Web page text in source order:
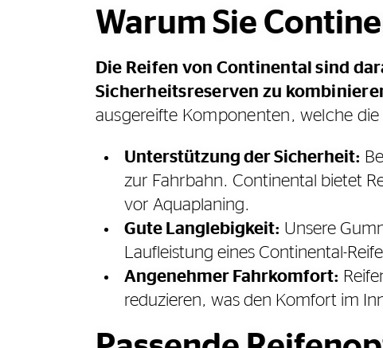
Warum Sie
Die Reifen von Continental sind
Sicherheitsreserven zu
ausgereifte Komponenten, welche
Unterstützung der Sicherheit:
zur Fahrbahn. Continental bietet
vor Aquaplaning.
Gute Langlebigkeit: Unsere
Laufleistung eines Continental-
Angenehmer Fahrkomfort:
reduzieren, was den Komfort im